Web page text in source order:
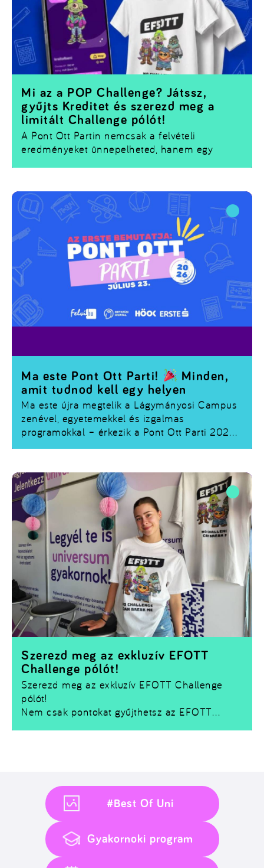
A Pont Ott Partin nemcsak a felvételi
eredményeket ünnepelheted, hanem egy
során a standoknál különböző feladatokat
teljesíthetsz, miközbenXP-t és Kreditet
gyűjtesz.
Mi az a POP Challenge? Játssz,
gyűjts Kreditet és szerezd meg a
limitált Challenge pólót!
Ma este újra megtelik a Lágymányosi Campus
zenével, egyetemekkel és izgalmas
programokkal – érkezik a Pont Ott Parti 2026!
tudnivalókat.
Ma este Pont Ott Parti!
Minden,
amit tudnod kell egy helyen
Szerezd meg az exkluzív EFOTT Challenge
pólót!
Nem csak pontokat gyűjthetsz az EFOTT
Kreditet.
Szerezd meg az exkluzív EFOTT
Challenge pólót!
#Best Of Uni
Gyakornoki program